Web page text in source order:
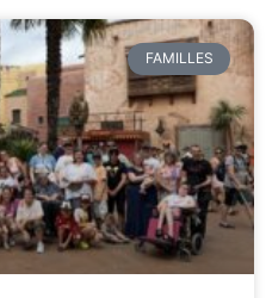
FAMILLES